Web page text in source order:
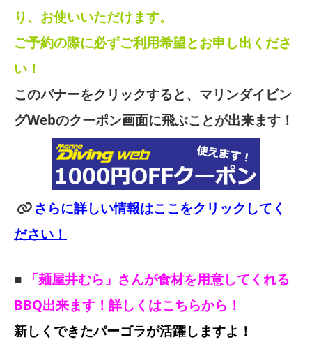
り、お使いいただけます。
ご予約の際に必ずご利用希望とお申し出くださ
い！
このバナーをクリックすると、マリンダイビン
グWebのクーポン画面に飛ぶことが出来ます！
さらに詳しい情報はここをクリックしてく
ださい！
■
「麺屋井むら」さんが食材を用意してくれる
BBQ出来ます！詳しくはこちらから！
新しくできたパーゴラが活躍しますよ！